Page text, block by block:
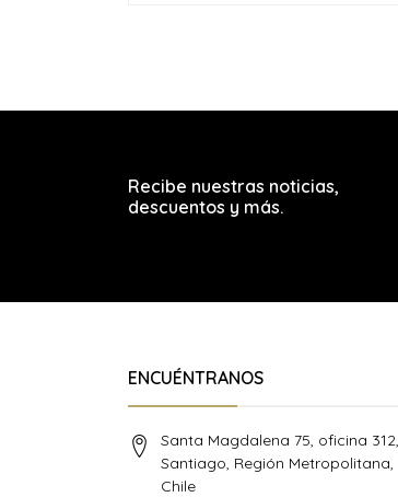
Recibe nuestras noticias,
descuentos y más.
ENCUÉNTRANOS
Santa Magdalena 75, oficina 312,
Santiago, Región Metropolitana,
Chile